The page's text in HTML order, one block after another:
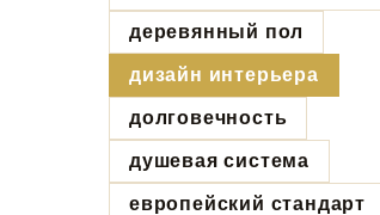
деревянный пол
дизайн интерьера
долговечность
душевая система
европейский стандарт